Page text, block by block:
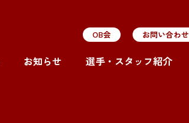
OB会 お問い合わせ
お知らせ 選手・スタッフ紹介